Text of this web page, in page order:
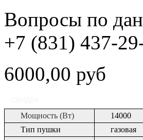
Вопросы по
+7 (831) 437-
6000,00 руб
Мощность (Вт)
14000
Тип пушки
газовая